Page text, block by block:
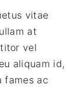
vitae
at
vel
aliquam id,
fames ac